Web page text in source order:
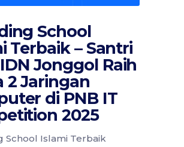
School
Terbaik – Santri
Jonggol Raih
2 Jaringan
di PNB IT
2025
School Islami Terbaik